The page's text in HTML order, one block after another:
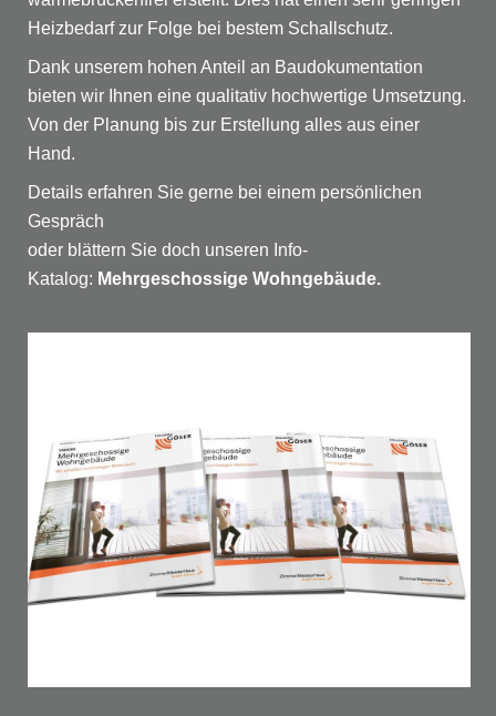
Heizbedarf zur Folge bei bestem Schallschutz.
Dank unserem hohen Anteil an Baudokumentation
bieten wir Ihnen eine qualitativ hochwertige Umsetzung.
Von der Planung bis zur Erstellung alles aus einer
Hand.
Details erfahren Sie gerne bei einem persönlichen
Gespräch
oder blättern Sie doch unseren Info-
Katalog: Mehrgeschossige Wohngebäude.